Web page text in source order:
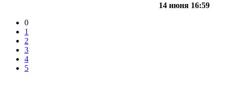
14 июня 16:59
0
1
2
3
4
5